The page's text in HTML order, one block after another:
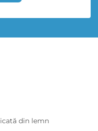
din lemn